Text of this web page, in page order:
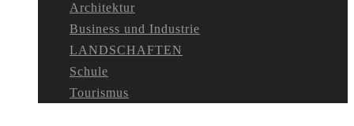
Architektur
Business und Industrie
LANDSCHAFTEN
Schule
Tourismus